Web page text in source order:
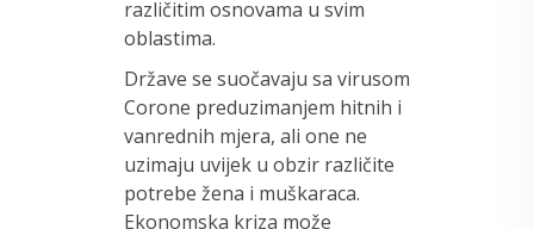
različitim osnovama u svim
oblastima.
Države se suočavaju sa virusom
Corone preduzimanjem hitnih i
vanrednih mjera, ali one ne
uzimaju uvijek u obzir različite
potrebe žena i muškaraca.
Ekonomska kriza može